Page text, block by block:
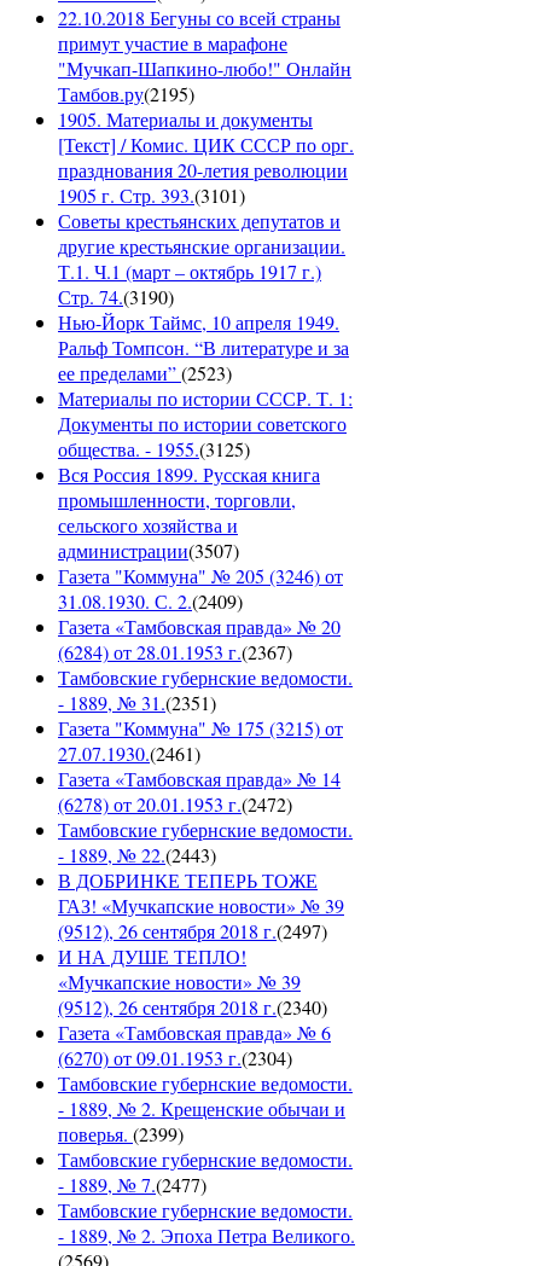
22.10.2018 Бегуны со всей страны
примут участие в марафоне
"Мучкап-Шапкино-любо!" Онлайн
Тамбов.ру(2195)
1905. Материалы и документы
[Текст] / Комис. ЦИК СССР по орг.
празднования 20-летия революции
1905 г. Стр. 393.(3101)
Советы крестьянских депутатов и
другие крестьянские организации.
Т.1. Ч.1 (март – октябрь 1917 г.)
Стр. 74.(3190)
Нью-Йорк Таймс, 10 апреля 1949.
Ральф Томпсон. “В литературе и за
ее пределами”(2523)
Материалы по истории СССР. Т. 1:
Документы по истории советского
общества. - 1955.(3125)
Вся Россия 1899. Русская книга
промышленности, торговли,
сельского хозяйства и
администрации(3507)
Газета "Коммуна" № 205 (3246) от
31.08.1930. С. 2.(2409)
Газета «Тамбовская правда» № 20
(6284) от 28.01.1953 г.(2367)
Тамбовские губернские ведомости.
- 1889, № 31.(2351)
Газета "Коммуна" № 175 (3215) от
27.07.1930.(2461)
Газета «Тамбовская правда» № 14
(6278) от 20.01.1953 г.(2472)
Тамбовские губернские ведомости.
- 1889, № 22.(2443)
В ДОБРИНКЕ ТЕПЕРЬ ТОЖЕ
ГАЗ! «Мучкапские новости» № 39
(9512), 26 сентября 2018 г.(2497)
И НА ДУШЕ ТЕПЛО!
«Мучкапские новости» № 39
(9512), 26 сентября 2018 г.(2340)
Газета «Тамбовская правда» № 6
(6270) от 09.01.1953 г.(2304)
Тамбовские губернские ведомости.
- 1889, № 2. Крещенские обычаи и
поверья. (2399)
Тамбовские губернские ведомости.
- 1889, № 7.(2477)
Тамбовские губернские ведомости.
- 1889, № 2. Эпоха Петра Великого.